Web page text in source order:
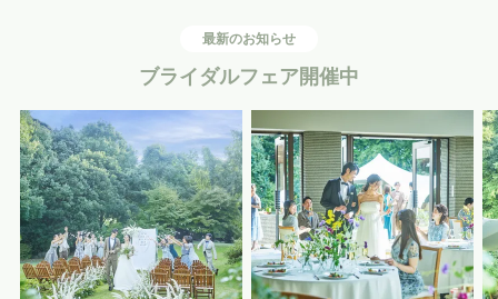
最新のお知らせ
ブライダルフェア開催中